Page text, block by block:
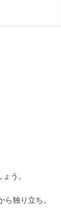
う。
独り立ち。